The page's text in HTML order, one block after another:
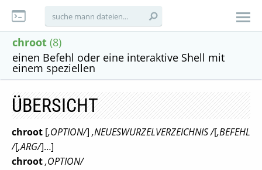
chroot (8)
einen Befehl oder eine interaktive Shell mit
einem speziellen
ÜBERSICHT
chroot [,OPTION/] ,NEUESWURZELVERZEICHNIS /[,BEFEHL
/[,ARG/]…]
chroot,OPTION/